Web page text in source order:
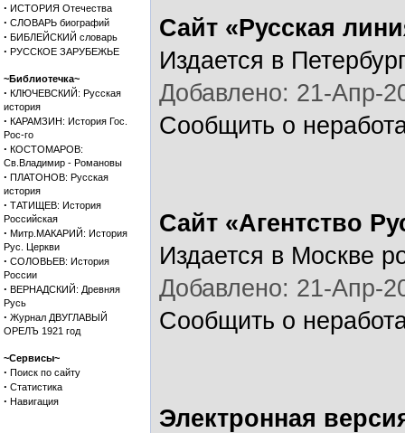
· ИСТОРИЯ Отечества
· СЛОВАРЬ биографий
· БИБЛЕЙСКИЙ словарь
· РУССКОЕ ЗАРУБЕЖЬЕ
~Библиотечка~
· КЛЮЧЕВСКИЙ: Русская
история
· КАРАМЗИН: История Гос.
Рос-го
· КОСТОМАРОВ:
Св.Владимир - Романовы
· ПЛАТОНОВ: Русская
история
· ТАТИЩЕВ: История
Российская
· Митр.МАКАРИЙ: История
Рус. Церкви
· СОЛОВЬЕВ: История
России
· ВЕРНАДСКИЙ: Древняя
Русь
· Журнал ДВУГЛАВЫЙ
ОРЕЛЪ 1921 год
~Сервисы~
· Поиск по сайту
· Статистика
· Навигация
Сайт «Русская
Издается в
Добавлено: 21-Апр-
Сообщить о
Сайт «Агентство
Издается в Москве
Добавлено: 21-Апр-
Сообщить о
Электронная